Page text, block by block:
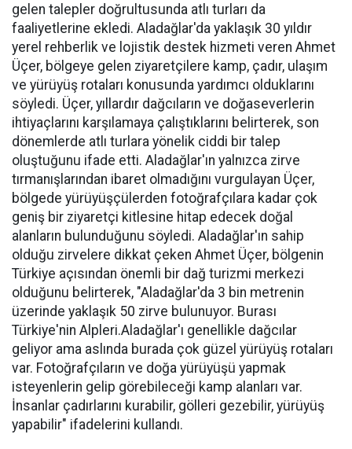
gelen talepler doğrultusunda atlı turları da
faaliyetlerine ekledi. Aladağlar'da yaklaşık 30 yıldır
yerel rehberlik ve lojistik destek hizmeti veren Ahmet
Üçer, bölgeye gelen ziyaretçilere kamp, çadır, ulaşım
ve yürüyüş rotaları konusunda yardımcı olduklarını
söyledi. Üçer, yıllardır dağcıların ve doğaseverlerin
ihtiyaçlarını karşılamaya çalıştıklarını belirterek, son
dönemlerde atlı turlara yönelik ciddi bir talep
oluştuğunu ifade etti. Aladağlar'ın yalnızca zirve
tırmanışlarından ibaret olmadığını vurgulayan Üçer,
bölgede yürüyüşçülerden fotoğrafçılara kadar çok
geniş bir ziyaretçi kitlesine hitap edecek doğal
alanların bulunduğunu söyledi. Aladağlar'ın sahip
olduğu zirvelere dikkat çeken Ahmet Üçer, bölgenin
Türkiye açısından önemli bir dağ turizmi merkezi
olduğunu belirterek, "Aladağlar'da 3 bin metrenin
üzerinde yaklaşık 50 zirve bulunuyor. Burası
Türkiye'nin Alpleri.Aladağlar'ı genellikle dağcılar
geliyor ama aslında burada çok güzel yürüyüş rotaları
var. Fotoğrafçıların ve doğa yürüyüşü yapmak
isteyenlerin gelip görebileceği kamp alanları var.
İnsanlar çadırlarını kurabilir, gölleri gezebilir, yürüyüş
yapabilir" ifadelerini kullandı.